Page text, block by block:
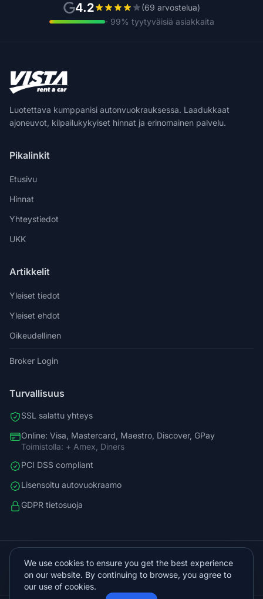
4.2
(69 arvostelua)
· 99% tyytyväisiä asiakkaita
Luotettava kumppanisi autonvuokrauksessa. Laadukkaat
ajoneuvot, kilpailukykyiset hinnat ja erinomainen palvelu.
Pikalinkit
Etusivu
Hinnat
Yhteystiedot
UKK
Artikkelit
Yleiset tiedot
Yleiset ehdot
Oikeudellinen
Broker Login
Turvallisuus
SSL salattu yhteys
Online: Visa, Mastercard, Maestro, Discover, GPay
Toimistolla: + Amex, Diners
PCI DSS compliant
Lisensoitu autovuokraamo
GDPR tietosuoja
info@vista.hr
Planinarski put 9, Veliko Brdo, Makarska
We use cookies to ensure you get the best experience
on our website. By continuing to browse, you agree to
our use of cookies.